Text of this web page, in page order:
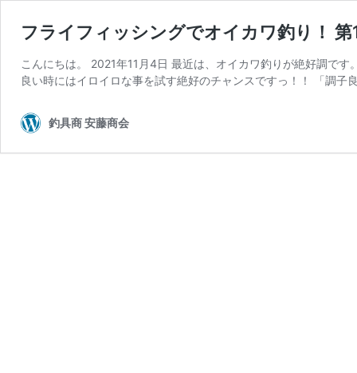
フライフィッシングでオイカワ釣り！
こんにちは。 2021年11月4日 最近は、オイカワ釣りが絶好調で
良い時にはイロイロな事を試す絶好のチャンスですっ！！ 「調
釣具商 安藤商会